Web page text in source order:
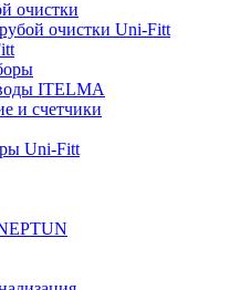
очистки
очистки Uni-Fitt
ITELMA
и счетчики
Uni-Fitt